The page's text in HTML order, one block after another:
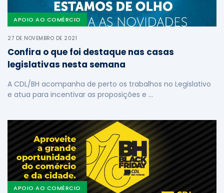
APOIO AO COMÉRCIO
27 DE NOVEMBRO DE 2021
Confira o que foi destaque nas casas
legislativas nesta semana
A CDL/BH acompanha de perto os trabalhos no Legislativo
e atua para incentivar as proposições e …
APOIO AO COMÉRCIO